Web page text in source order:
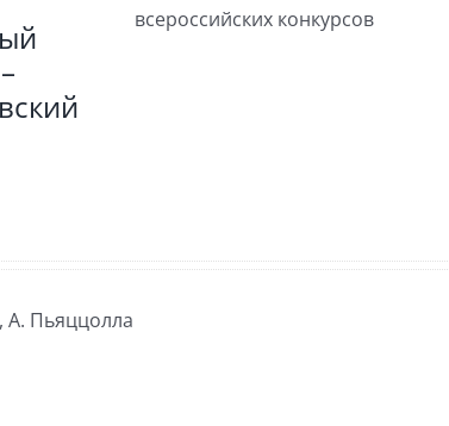
всероссийских конкурсов
А. Пьяццолла